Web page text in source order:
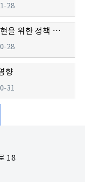
28
[특집 3호] 포용적 AI 기본사회 구현을 위한 정책 방향: 보편적 접근, 안전한 서비스, 책임 있는 활용
28
향
31
18